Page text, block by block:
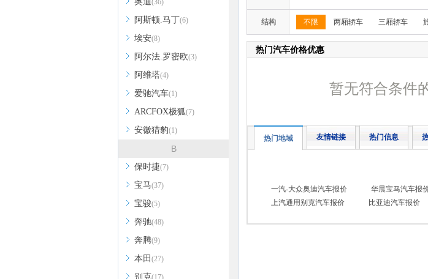
(36)
阿斯顿.马丁(6)
埃安(8)
阿尔法.罗密欧(3)
阿维塔(4)
爱驰汽车(1)
ARCFOX极狐(7)
安徽猎豹(1)
B
保时捷(7)
宝马(37)
宝骏(5)
奔驰(48)
奔腾(9)
本田 (27)
别克(17)
结构 不限 两厢轿车 三厢轿车
热门汽车价格优惠
暂无符合条件
热门地域 友情链接 热门信息
一汽-大众奥迪汽车报价 华晨宝马汽车报
上汽通用别克汽车报价
比亚迪汽车报价